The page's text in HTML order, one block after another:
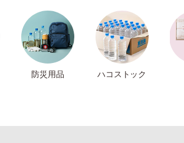
防災用品 ハコストック